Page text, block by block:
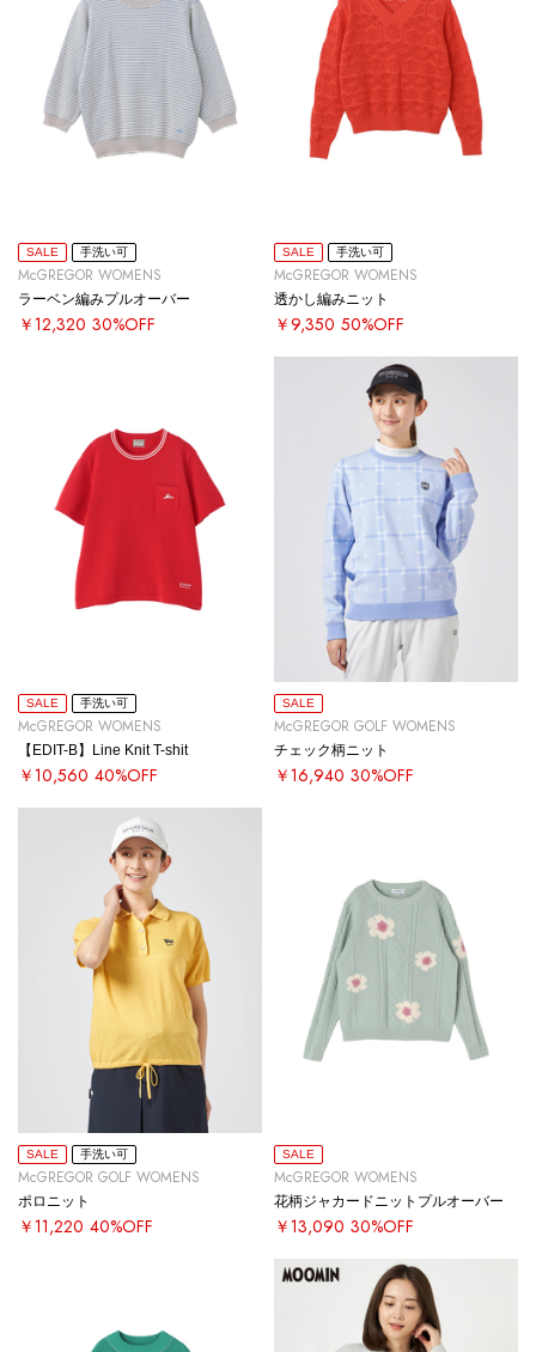
SALE 手洗い可
McGREGOR WOMENS
ラーベン編みプルオーバー
￥12,320 30%OFF
SALE 手洗い可
McGREGOR WOMENS
透かし編みニット
￥9,350 50%OFF
SALE 手洗い可
McGREGOR WOMENS
【EDIT-B】Line Knit T-shit
￥10,560 40%OFF
SALE
McGREGOR GOLF WOMENS
チェック柄ニット
￥16,940 30%OFF
SALE 手洗い可
McGREGOR GOLF WOMENS
ポロニット
￥11,220 40%OFF
SALE
McGREGOR WOMENS
花柄ジャカードニットプルオーバー
￥13,090 30%OFF